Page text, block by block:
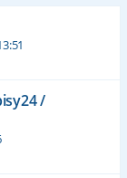
/